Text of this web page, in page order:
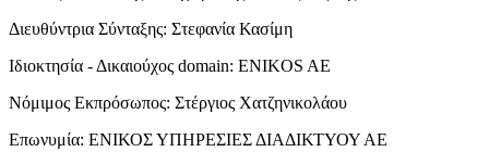
Διευθύντρια Σύνταξης: Στεφανία Κασίμη
Ιδιοκτησία - Δικαιούχος domain: ENIKOS AE
Νόμιμος Εκπρόσωπος: Στέργιος Χατζηνικολάου
Επωνυμία: ΕΝΙΚΟΣ ΥΠΗΡΕΣΙΕΣ ΔΙΑΔΙΚΤΥΟΥ ΑΕ